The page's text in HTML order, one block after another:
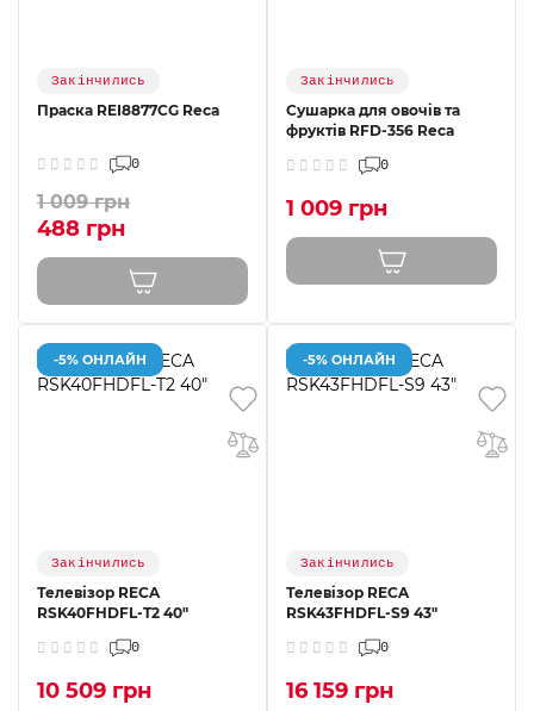
Закінчились
Праска REI8877CG Reca
0
1 009 грн
488 грн
Закінчились
Сушарка для овочів та
фруктів RFD-356 Reca
0
1 009 грн
-5% ОНЛАЙН
Закінчились
Телевізор RECA
RSK40FHDFL-T2 40"
0
10 509 грн
-5% ОНЛАЙН
Закінчились
Телевізор RECA
RSK43FHDFL-S9 43"
0
16 159 грн